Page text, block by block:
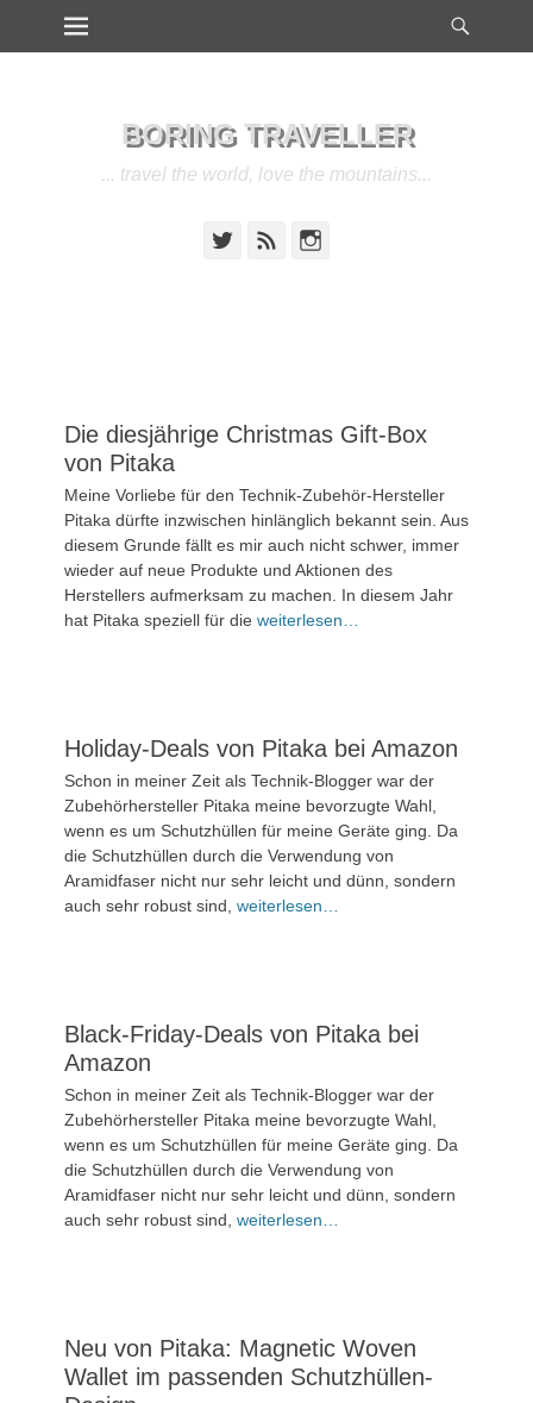
zum
Primärmenu
BORING TRAVELLER
... travel the world, love the mountains...
TwitterFeed
Die diesjährige Christmas Gift-Box
von Pitaka
Veröffentlicht
am
16.
Dezember
Kommentieren
Meine Vorliebe für den Technik-Zubehör-Hersteller
Pitaka dürfte inzwischen hinlänglich bekannt sein. Aus
diesem Grunde fällt es mir auch nicht schwer, immer
wieder auf neue Produkte und Aktionen des
Herstellers aufmerksam zu machen. In diesem Jahr
hat Pitaka speziell für die weiterlesen…
Holiday-Deals von Pitaka bei Amazon
Veröffentlicht
am
8.
Kommentieren
Schon in meiner Zeit als Technik-Blogger war der
Zubehörhersteller Pitaka meine bevorzugte Wahl,
wenn es um Schutzhüllen für meine Geräte ging. Da
die Schutzhüllen durch die Verwendung von
Aramidfaser nicht nur sehr leicht und dünn, sondern
auch sehr robust sind, weiterlesen…
Black-Friday-Deals von Pitaka bei
Amazon
Veröffentlicht
am
20.
Kommentieren
Schon in meiner Zeit als Technik-Blogger war der
Zubehörhersteller Pitaka meine bevorzugte Wahl,
wenn es um Schutzhüllen für meine Geräte ging. Da
die Schutzhüllen durch die Verwendung von
Aramidfaser nicht nur sehr leicht und dünn, sondern
auch sehr robust sind, weiterlesen…
Neu von Pitaka: Magnetic Woven
Wallet im passenden Schutzhüllen-